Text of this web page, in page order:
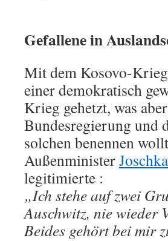
Gefallene in
Mit dem Kosovo-
einer demokratisch
Krieg gehetzt, was
Bundesregierung und
solchen benennen
Außenminister
legitimierte :
„Ich stehe auf zwei
Auschwitz, nie wieder
Beides gehört bei mir